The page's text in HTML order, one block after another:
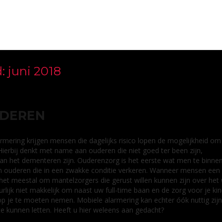
juni 2018
krijgen mensen die dagelijks risico lopen de mogelijkheid
denkt met name aan ouderen die niet goed ter been zijn,
het dementeren zijn. Ouderenzorg is het eerste wat men te
ouderen die in een zwakke conditie verkeren. Wanneer mensen
meestal om mantelzorgers die gerust willen kunnen zijn over het
niet makkelijk om naast uw full-time baan en de zorg voor je
je te moeten nemen. Mobiele alarmering kan echter óók nuttig
kunnen letten. Heeft u hier weleens aan gedacht?